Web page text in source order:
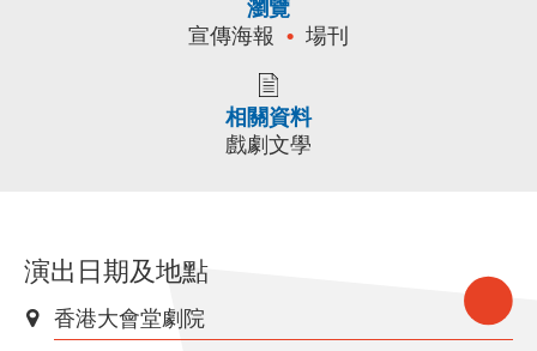
瀏覽
宣傳海報
場刊
相關資料
戲劇文學
演出日期及地點
香港大會堂劇院